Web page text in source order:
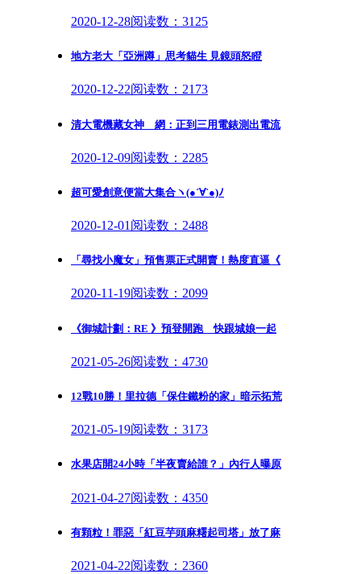
2020-12-28阅读数：3125
地方老大「亞洲蹲」思考貓生 見鏡頭怒瞪
2020-12-22阅读数：2173
清大電機藏女神 網：正到三用電錶測出電流
2020-12-09阅读数：2285
超可愛創意便當大集合ヽ(●´∀`●)ﾉ
2020-12-01 阅读数：2488
「尋找小魔女」預售票正式開賣！熱度直逼《
2020-11-19阅读数：2099
《御城計劃：RE 》預登開跑 快跟城娘一起
2021-05-26阅读数：4730
12戰10勝！里拉德「保住鐵粉的家」暗示拓荒
2021-05-19阅读数：3173
水果店開24小時「半夜賣給誰？」內行人曝原
2021-04-27阅读数：4350
有顆粒！罪惡「紅豆芋頭麻糬起司塔」放了麻
2021-04-22阅读数：2360